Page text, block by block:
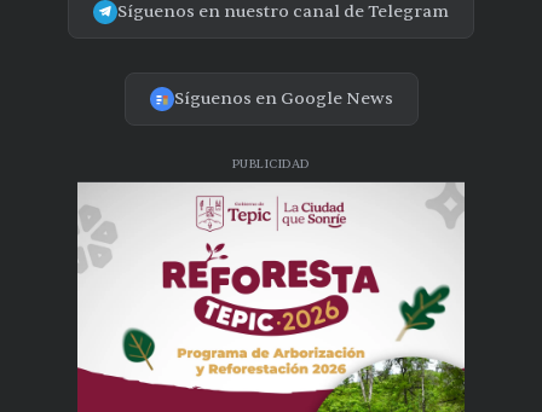
Síguenos en nuestro canal de Telegram
Síguenos en Google News
PUBLICIDAD